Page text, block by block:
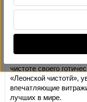
чистоте своего
«Леонской чистотй»,
впечатляющие
лучших в мире.